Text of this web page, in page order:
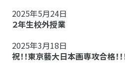
2025年5月24日
２年生校外授業
2025年3月18日
祝！！東京藝大日本画専攻合格！！